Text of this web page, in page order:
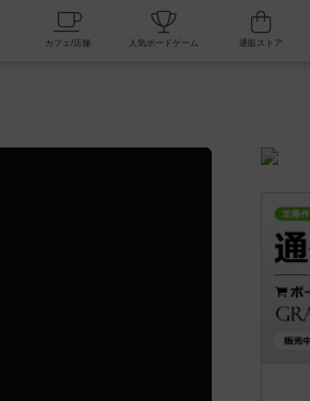
掲示板一覧 カフェ/店舗 人気ボードゲーム